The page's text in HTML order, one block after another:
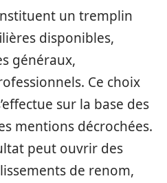
un tremplin
disponibles,
généraux,
Ce choix
sur la base des
mentions décrochées.
peut ouvrir des
de renom,